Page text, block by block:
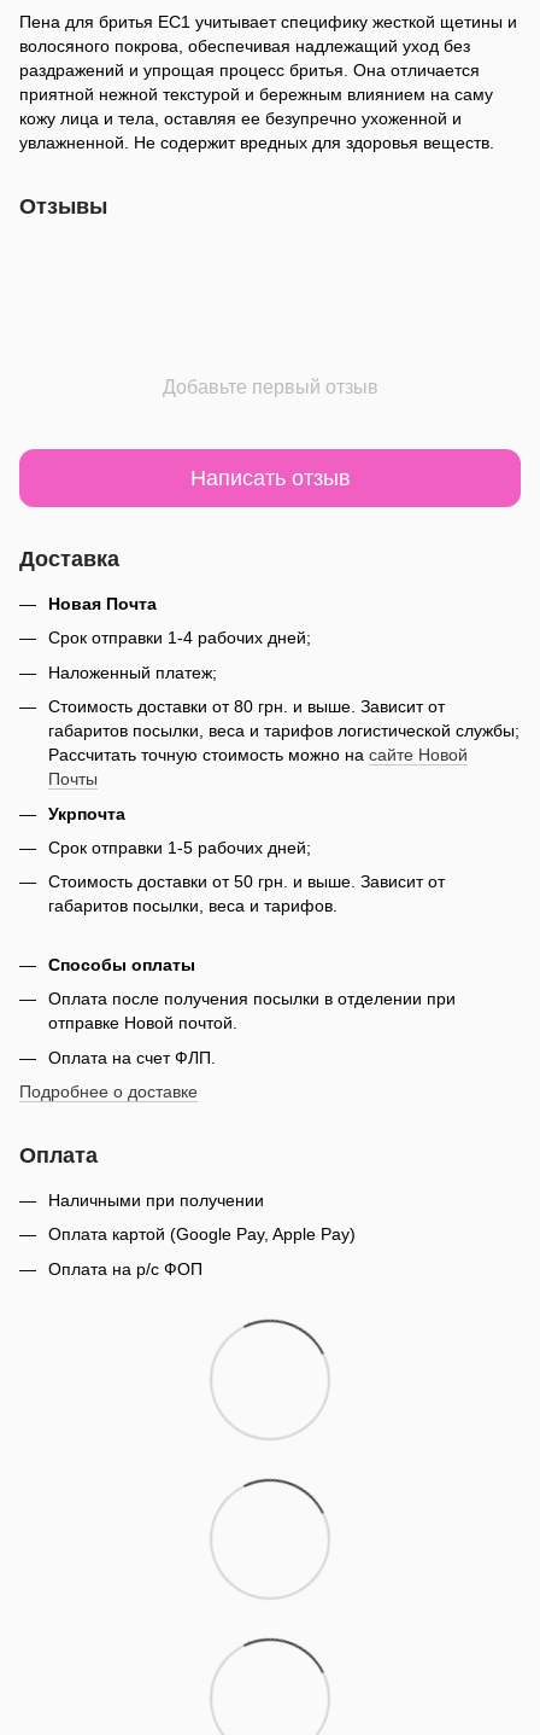
Пена для бритья ЕС1 учитывает специфику жесткой щетины и
волосяного покрова, обеспечивая надлежащий уход без
раздражений и упрощая процесс бритья. Она отличается
приятной нежной текстурой и бережным влиянием на саму
кожу лица и тела, оставляя ее безупречно ухоженной и
увлажненной. Не содержит вредных для здоровья веществ.
Отзывы
Добавьте первый отзыв
Написать отзыв
Доставка
Новая Почта
Срок отправки 1-4 рабочих дней;
Наложенный платеж;
Стоимость доставки от 80 грн. и выше. Зависит от
габаритов посылки, веса и тарифов логистической службы;
Рассчитать точную стоимость можно на сайте Новой
Почты
Укрпочта
Срок отправки 1-5 рабочих дней;
Стоимость доставки от 50 грн. и выше. Зависит от
габаритов посылки, веса и тарифов.
Способы оплаты
Оплата после получения посылки в отделении при
отправке Новой почтой.
Оплата на счет ФЛП.
Подробнее о доставке
Оплата
Наличными при получении
Оплата картой (Google Pay, Apple Pay)
Оплата на р/с ФОП